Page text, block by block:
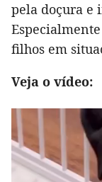
pela doçura e
filhos em
Veja o vídeo: